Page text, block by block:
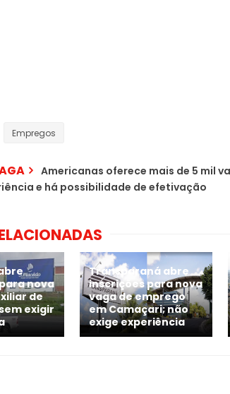
Empregos
Americanas oferece mais de 5 mil
e há possibilidade de efetivação
nova
de
exigir
Transparaná abre
inscrições para nova
vaga de emprego
em Camaçari; não
exige experiência